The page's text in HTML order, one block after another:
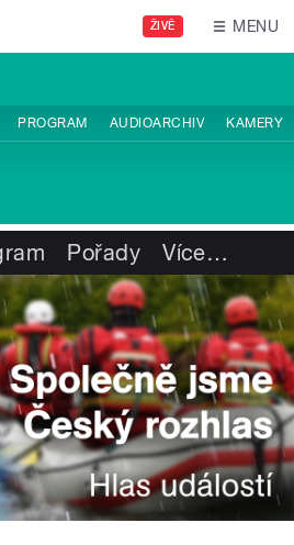
ŽIVĚ MENU
PROGRAM AUDIOARCHIV KAMERY
Pořady Více…